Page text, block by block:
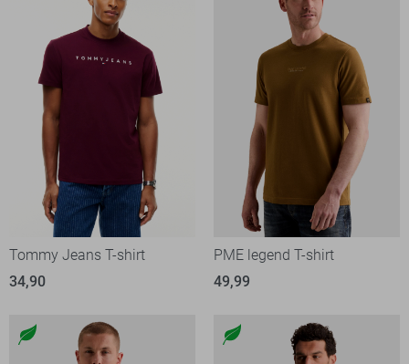
Tommy Jeans T-shirt
34,90
PME legend T-shirt
49,99